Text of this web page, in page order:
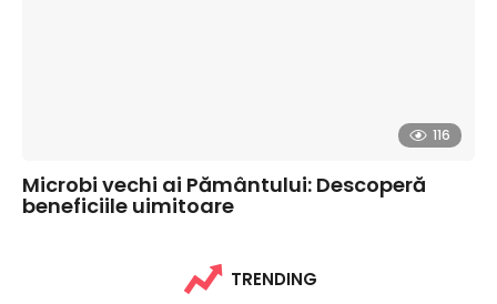
116
Microbi vechi ai Pământului: Descoperă
beneficiile uimitoare
TRENDING